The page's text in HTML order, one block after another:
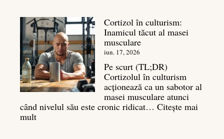
Top
7
mișcări
pentru
un
spate
masiv
Cortizol în culturism:
Inamicul tăcut al masei
musculare
iun. 17, 2026
Pe scurt (TL;DR)
Cortizolul în culturism
acționează ca un sabotor al
masei musculare atunci
când nivelul său este cronic ridicat… Citește mai
mult: